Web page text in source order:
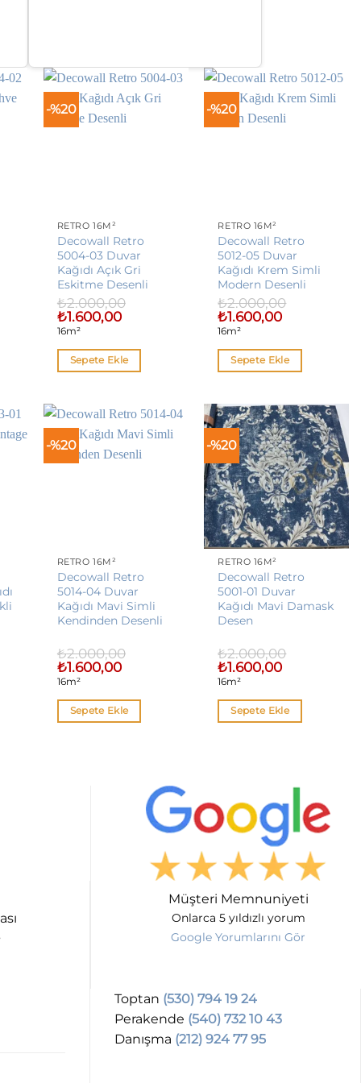
-%20
RETRO 16M²
Decowall Retro
5004-03 Duvar
Kağıdı Açık Gri
Eskitme Desenli
₺2.000,00
Orijinal
fiyat:
₺2.000,00.
₺1.600,00Şu
andaki
₺1.600,00.
16m²
Sepete Ekle
-%20
RETRO 16M²
Decowall Retro
5012-05 Duvar
Kağıdı Krem Simli
Modern Desenli
₺2.000,00
Orijinal
fiyat:
₺2.000,00.
₺1.600,00Şu
₺1.600,00.
16m²
Sepete Ekle
-%20
RETRO 16M²
Decowall Retro
5014-04 Duvar
Kağıdı Mavi Simli
Kendinden Desenli
₺2.000,00
Orijinal
fiyat:
₺2.000,00.
₺1.600,00Şu
andaki
₺1.600,00.
16m²
Sepete Ekle
-%20
RETRO 16M²
Decowall Retro
5001-01 Duvar
Kağıdı Mavi Damask
Desen
₺2.000,00
Orijinal
fiyat:
₺2.000,00.
₺1.600,00Şu
₺1.600,00.
16m²
Sepete Ekle
Müşteri Memnuniyeti
Onlarca 5 yıldızlı yorum
Google Yorumlarını Gör
Toptan (530) 794 19 24
Perakende (540) 732 10 43
Danışma (212) 924 77 95